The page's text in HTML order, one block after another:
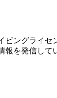
ングライ
を発信して